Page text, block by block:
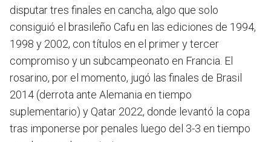
disputar tres finales en cancha, algo que solo
consiguió el brasileño Cafu en las ediciones de 1994,
1998 y 2002, con títulos en el primer y tercer
compromiso y un subcampeonato en Francia. El
rosarino, por el momento, jugó las finales de Brasil
2014 (derrota ante Alemania en tiempo
suplementario) y Qatar 2022, donde levantó la copa
tras imponerse por penales luego del 3-3 en tiempo